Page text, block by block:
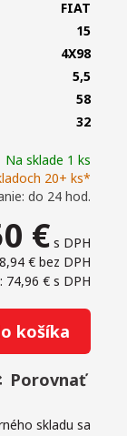
Na sklade 1 ks
20+ ks*
do 24 hod.
€ s DPH
€ bez DPH
74,96 € s DPH
košíka
Porovnať
skladu sa
FIAT
15
4X98
5,5
58
32